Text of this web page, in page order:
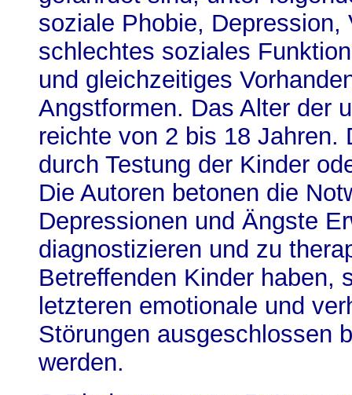
soziale Phobie, Depression,
schlechtes soziales
und gleichzeitiges
Angstformen. Das Alter der
reichte von 2 bis 18 Jahren.
durch Testung der Kinder
Die Autoren betonen die
Depressionen und Ängste
diagnostizieren und zu
Betreffenden Kinder haben,
letzteren emotionale und
Störungen ausgeschlossen
werden.